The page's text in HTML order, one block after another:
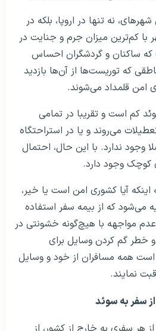
نه تنها در اروپا، بلکه در
کم‌ترین میزان جرم و جنایت در
ساکنان و گردشگران احساس
که توریست‌ها از آن‌ها بازدید
امن قلمداد میشوند.
کم است و تقریبا در تمامی
میروند و یا در استراحتگاه
وجود ندارد. با این حال، احتمال
وجود دارد.
آیا کشوری امن است یا خیر،
می‌شود که از بیمه سفر استفاده
مواجهه با هیچ‌گونه خشونتی در
خطر گم کردن وسایل برای
است همه مسافران از خود و وسایل
نمایند.
سفر به سوئد